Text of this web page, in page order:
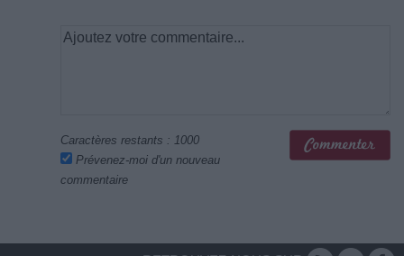
Caractères restants : 1000
Prévenez-moi d'un nouveau
commentaire